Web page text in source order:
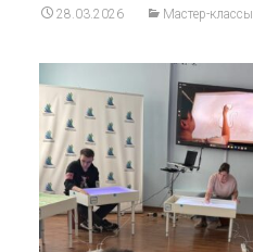
28.03.2026 Мастер-классы